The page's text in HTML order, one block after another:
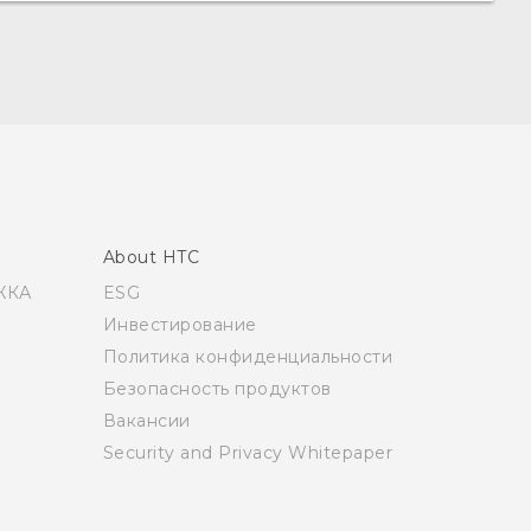
About HTC
ESG
Инвестирование
Политика конфиденциальности
Безопасность продуктов
Вакансии
Security and Privacy Whitepaper